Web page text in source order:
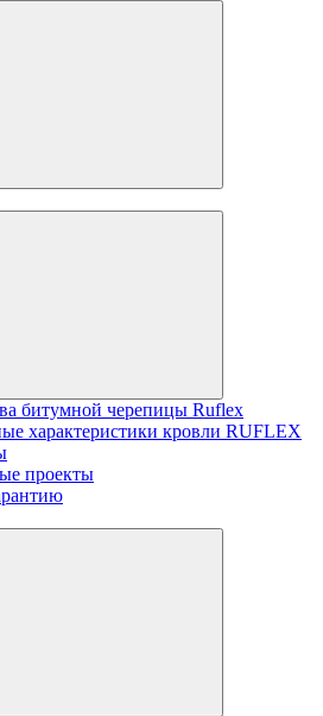
битумной черепицы Ruflex
характеристики кровли RUFLEX
проекты